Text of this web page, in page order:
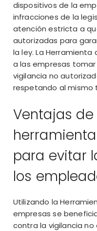
dispositivos de la
infracciones de la
atención estricta a
autorizadas para
la ley. La
a las empresas
vigilancia no
respetando al mismo
Ventajas
para evitar
los
Utilizando la
empresas se
contra la vigilancia